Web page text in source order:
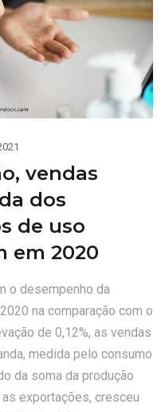
vendas
dos
de uso
em 2020
o desempenho da
na comparação com o
de 0,12%, as vendas
medida pelo consumo
da soma da produção
exportações, cresceu